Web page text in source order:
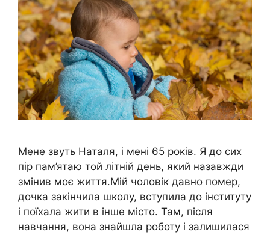
Мене звуть Наталя, і мені 65 років. Я до сих
пір пам’ятаю той літній день, який назавжди
змінив моє життя.Мій чоловік давно помер,
дочка закінчила школу, вступила до інституту
і поїхала жити в інше місто. Там, після
навчання, вона знайшла роботу і залишилася